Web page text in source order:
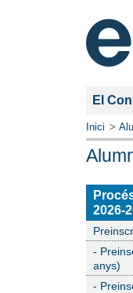
El
Inici
Secció
actual:
2026-
-
anys)
-